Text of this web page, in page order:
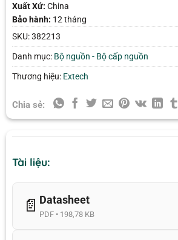
Xuất Xứ: China
Bảo hành: 12 tháng
SKU:382213
Danh mục: Bộ nguồn - Bộ cấp nguồn
Thương hiệu: Extech
Chia sẻ:
Tài liệu:
📄 Datasheet
PDF • 198,78 KB